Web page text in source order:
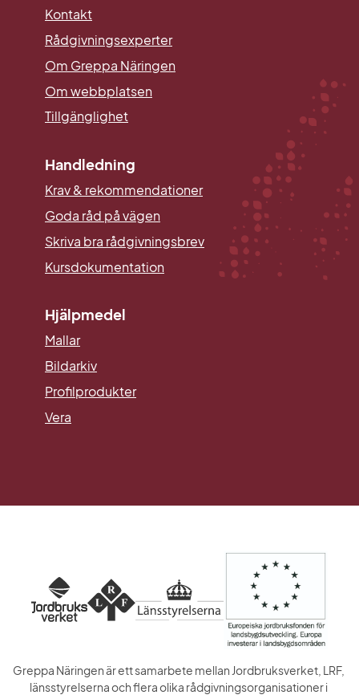
Kontakt
Rådgivningsexperter
Om Greppa Näringen
Om webbplatsen
Tillgänglighet
Handledning
Krav & rekommendationer
Goda råd på vägen
Skriva bra rådgivningsbrev
Kursdokumentation
Hjälpmedel
Mallar
BildarkivLänk till annan webbplats.
Profilprodukter
Vera
Greppa Näringen är ett samarbete mellan Jordbruksverket, LRF,
länsstyrelserna och flera olika rådgivningsorganisationer i